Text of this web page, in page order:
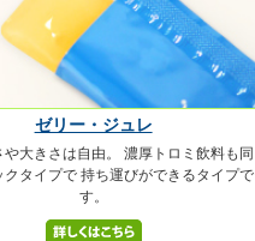
ゼリー・ジュレ
や大きさは自由。 濃厚トロミ飲料も同
クタイプで 持ち運びができるタイプで
す。